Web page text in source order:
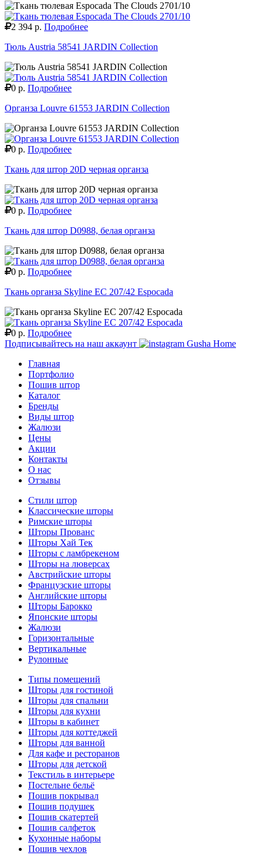
2 394 р. Подробнее
Тюль Austria 58541 JARDIN Collection
0 р. Подробнее
Органза Louvre 61553 JARDIN Collection
0 р. Подробнее
Ткань для штор 20D черная органза
0 р. Подробнее
Ткань для штор D0988, белая органза
0 р. Подробнее
Ткань органза Skyline EC 207/42 Espocada
0 р. Подробнее
Подписывайтесь на наш аккаунт
Gusha Home
Главная
Портфолио
Пошив штор
Каталог
Бренды
Виды штор
Жалюзи
Цены
Акции
Контакты
О нас
Отзывы
Стили штор
Классические шторы
Римские шторы
Шторы Прованс
Шторы Хай Тек
Шторы с ламбрекеном
Шторы на люверсах
Австрийские шторы
Французские шторы
Английские шторы
Шторы Барокко
Японские шторы
Жалюзи
Горизонтальные
Вертикальные
Рулонные
Типы помещений
Шторы для гостиной
Шторы для спальни
Шторы для кухни
Шторы в кабинет
Шторы для коттеджей
Шторы для ванной
Для кафе и ресторанов
Шторы для детской
Текстиль в интерьере
Постельне бельё
Пошив покрывал
Пошив подушек
Пошив скатертей
Пошив салфеток
Кухонные наборы
Пошив чехлов